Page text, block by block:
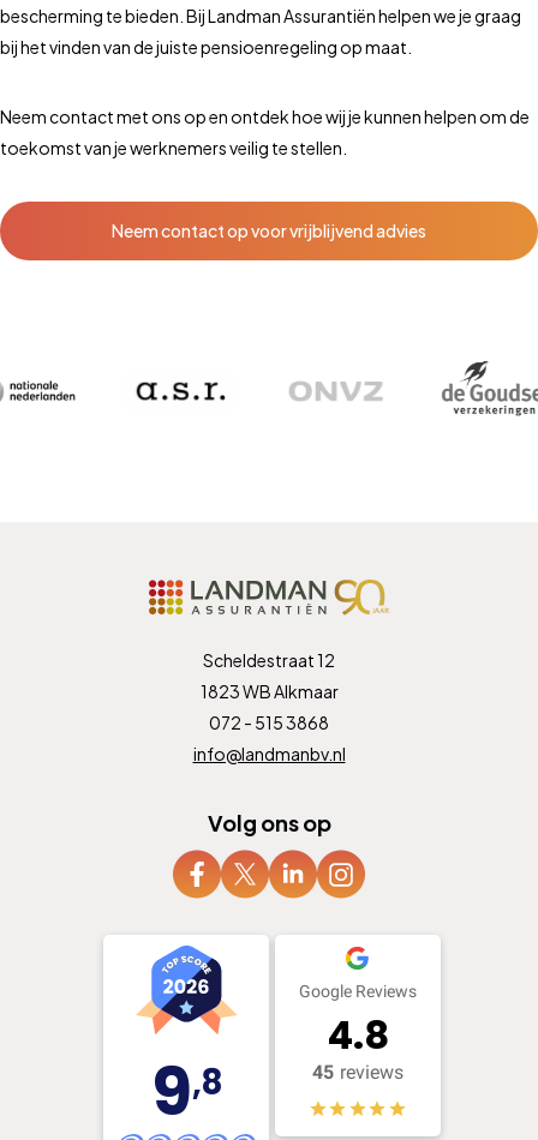
bescherming te bieden. Bij Landman Assurantiën helpen we je graag
bij het vinden van de juiste pensioenregeling op maat.
Neem contact met ons op en ontdek hoe wij je kunnen helpen om de
toekomst van je werknemers veilig te stellen.
Neem contact op voor vrijblijvend advies
Scheldestraat 12
1823 WB Alkmaar
072 - 515 3868
info@landmanbv.nl
Volg ons op
9,8
Google Reviews
4.8
45 reviews